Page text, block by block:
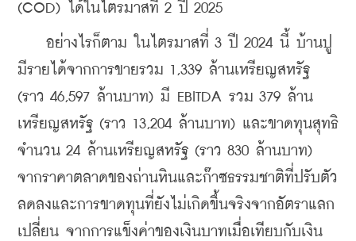
(COD) ได้ในไตรมาสที่ 2 ปี 2025
อย่างไรก็ตาม ในไตรมาสที่ 3 ปี 2024 นี้ บ้านปู
มีรายได้จากการขายรวม 1,339 ล้านเหรียญสหรัฐ
(ราว 46,597 ล้านบาท) มี EBITDA รวม 379 ล้าน
เหรียญสหรัฐ (ราว 13,204 ล้านบาท) และขาดทุนสุทธิ
จำนวน 24 ล้านเหรียญสหรัฐ (ราว 830 ล้านบาท)
จากราคาตลาดของถ่านหินและก๊าซธรรมชาติที่ปรับตัว
ลดลงและการขาดทุนที่ยังไม่เกิดขึ้นจริงจากอัตราแลก
เปลี่ยน จากการแข็งค่าของเงินบาทเมื่อเทียบกับเงิน